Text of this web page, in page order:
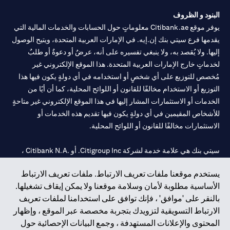
يستخدم موقعنا ملفات تعريف الارتباط. ملفات تعريف الارتباط
الأساسية مطلوبة لأمان وسلامة موقعنا ولا يمكن إيقاف تشغيلها.
بالنقر على 'موافق' ، فإنك توافق على استخدامنا لملفات تعريف
الارتباط التسويقية لتزويدك بتجربة مخصصة عبر الموقع ، وإظهار
المحتوى والإعلانات المستهدفة ، وجمع البيانات الإحصائية حول
البنود و الظروف
يوفر موقع Citibank.ae معلوماتٍ حول الحسابات والخدمات المالية التي
يقدمها فرع سيتي بنك إن.إيه. في الإمارات العربية المتحدة، ويتيح الوصول
إليها. ولا يُقصد به، ولا ينبغي تفسيره على أنه، عرضٌ أو دعوةٌ أو طلبٌ
لخدماتٍ خارج الإمارات العربية المتحدة. هذا الموقع الإلكتروني غير
مُخصص للتوزيع على أي شخصٍ أو استخدامه في أي دولةٍ يكون فيها هذا
التوزيع أو الاستخدام مخالفًا للقانون أو اللوائح المحلية، كما أن أيًا من
الخدمات أو الاستثمارات المشار إليها في هذا الموقع الإلكتروني غير متاحةٍ
للأشخاص المقيمين في أي دولةٍ يكون فيها تقديم هذه الخدمات أو
الاستثمارات مخالفًا للقانون أو اللوائح المحلية.
سيتي بنك هي علامة خدمة لشركة Citigroup Inc. أو .Citibank N.A ،
سيتي بنك إن. إيه. الإمارات مسجل لدى مصرف الإمارات المركزي تحت
أرقام التراخيص 202563 لفرع الوصل في دبي، 531989 لفرع مول
الإمارات في دبي، و CN-1002019 لفرع أبوظبي. هاتف: 4000 311 04.
فرع سيتي بنك إن إيه - الإمارات العربية المتحدة مرخص من مصرف